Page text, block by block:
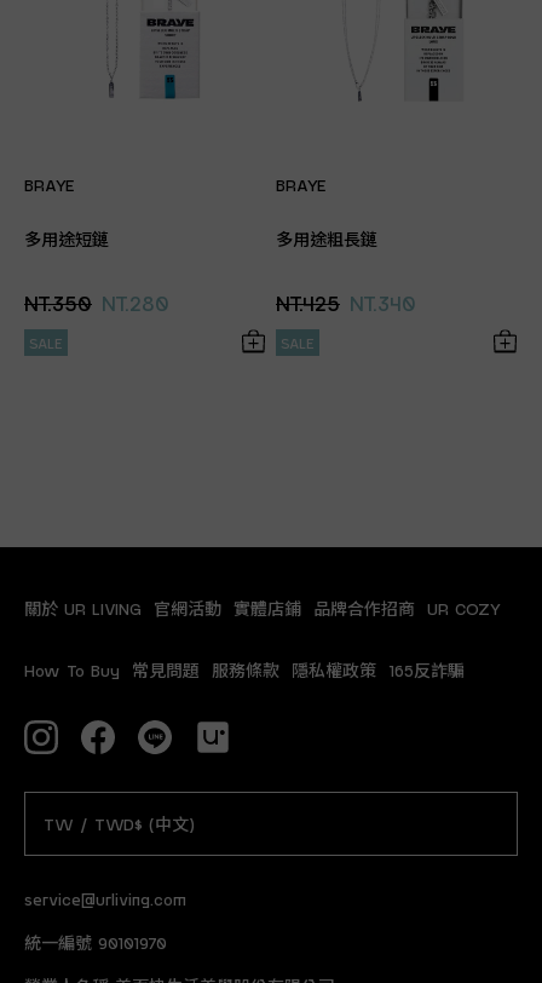
BRAYE
多用途短鏈
NT.350 NT.280
SALE
BRAYE
多用途粗長鏈
NT.425 NT.340
SALE
service@urliving.com
統一編號 90101970
關於 UR LIVING 官網活動 實體店鋪 品牌合作招商 UR COZY
How To Buy 常見問題 服務條款 隱私權政策 165反詐騙
TW / TWD$ (中文)